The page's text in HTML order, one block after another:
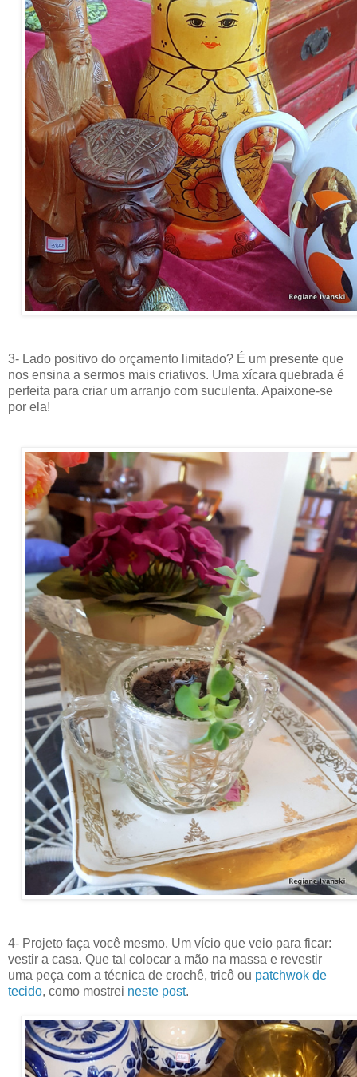
3- Lado positivo do orçamento limitado? É um presente que
nos ensina a sermos mais criativos. Uma xícara quebrada é
perfeita para criar um arranjo com suculenta. Apaixone-se
por ela!
4- Projeto faça você mesmo. Um vício que veio para ficar:
vestir a casa. Que tal colocar a mão na massa e revestir
uma peça com a técnica de crochê, tricô ou patchwok de
tecido, como mostrei neste post.